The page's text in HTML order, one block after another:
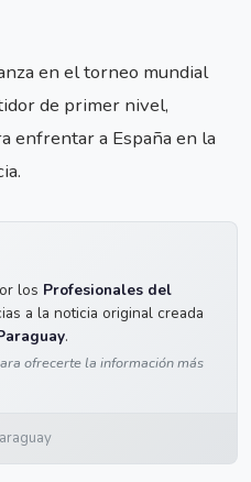
en el torneo mundial
de primer nivel,
enfrentar a España en la
los Profesionales del
a la noticia original creada
.
ofrecerte la información más